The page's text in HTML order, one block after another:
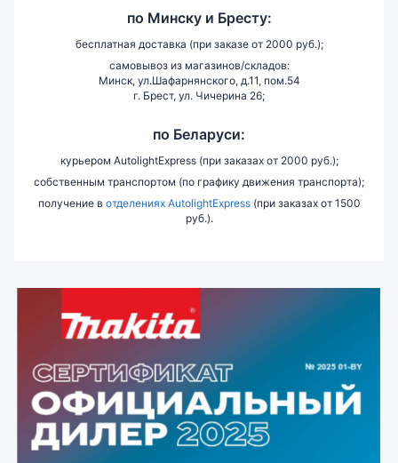
по Минску и Бресту:
бесплатная доставка (при заказе от 2000 руб.);
самовывоз из магазинов/складов:
Минск, ул.Шафарнянского, д.11, пом.54
г. Брест, ул. Чичерина 26;
по Беларуси:
курьером AutolightExpress (при заказах от 2000 руб.);
собственным транспортом (по графику движения транспорта);
получение в отделениях AutolightExpress(при заказах от 1500
руб.).